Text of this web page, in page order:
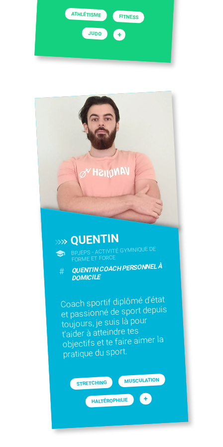
ATHLÉTISME FITNESS
JUDO +
QUENTIN
BPJEPS - ACTIVITÉ GYMNIQUE DE
FORME ET FORCE
# QUENTIN COACH PERSONNEL À
DOMICILE
Coach sportif diplômé d'état
et passionné de sport depuis
toujours, je suis là pour
t'aider à atteindre tes
objectifs et te faire aimer la
pratique du sport.
STRETCHING MUSCULATION
HALTÉROPHILIE +